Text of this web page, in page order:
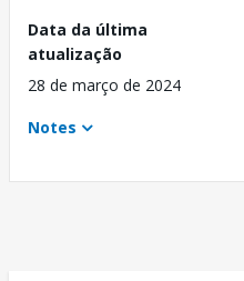
Data da última
atualização
28 de março de 2024
Notes